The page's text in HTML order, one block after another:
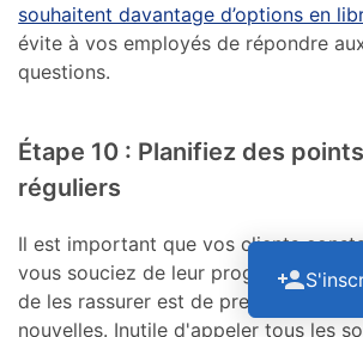
souhaitent davantage d’options en
évite à vos employés de répondre
questions.
Étape 10 : Planifiez des
réguliers
Il est important que vos clients
vous souciez de leur progression, et
de les rassurer est de prendre
nouvelles. Inutile d'appeler tous les